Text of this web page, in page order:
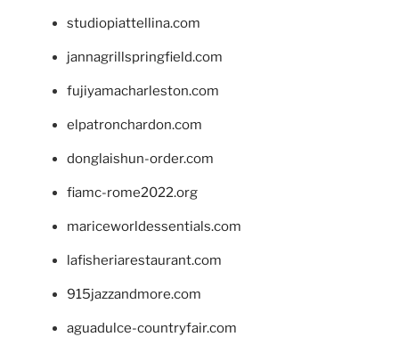
studiopiattellina.com
jannagrillspringfield.com
fujiyamacharleston.com
elpatronchardon.com
donglaishun-order.com
fiamc-rome2022.org
mariceworldessentials.com
lafisheriarestaurant.com
915jazzandmore.com
aguadulce-countryfair.com